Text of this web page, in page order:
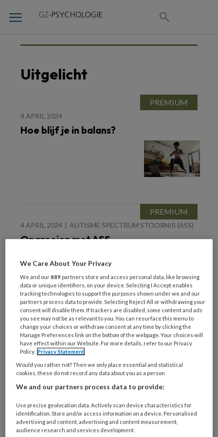
Uitgelicht
4 APRIL 2024
Hoe blijf je in balans?
4 APRIL 2024 AUTISME SPECTRUM STOORNIS (ASS)
Opgroeien met ASS
16 FEBRUARI 2024 SOLK
Interview Omer van den
Bergh | ‘Als ik zeg dat
alle klachten tussen de
oren zitten, komt
We Care About Your Privacy
We and our889 partners store and access personal data, like browsing
data or unique identifiers, on your device. Selecting I Accept enables
tracking technologies to support the purposes shown under we and our
partners process data to provide. Selecting Reject All or withdrawing your
consent will disable them. If trackers are disabled, some content and ads
you see may not be as relevant to you. You can resurface this menu to
change your choices or withdraw consent at any time by clicking the
Manage Preferences link on the bottom of the webpage. Your choices will
have effect within our Website. For more details, refer to our Privacy
Policy. Privacy Statement
Would you rather not? Then we only place essential and statistical
cookies, these do not record any data about you as a person
We and our partners process data to provide:
Use precise geolocation data. Actively scan device characteristics for
identification. Store and/or access information on a device. Personalised
advertising and content, advertising and content measurement,
audience research and services development.